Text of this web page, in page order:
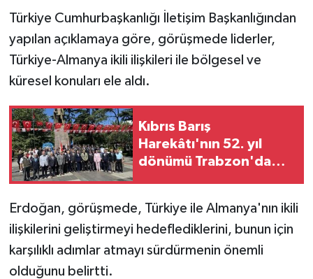
Türkiye Cumhurbaşkanlığı İletişim Başkanlığından
yapılan açıklamaya göre, görüşmede liderler,
Türkiye-Almanya ikili ilişkileri ile bölgesel ve
küresel konuları ele aldı.
Kıbrıs Barış
Harekâtı'nın 52. yıl
dönümü Trabzon'da
Erdoğan, görüşmede, Türkiye ile Almanya'nın ikili
ilişkilerini geliştirmeyi hedeflediklerini, bunun için
karşılıklı adımlar atmayı sürdürmenin önemli
olduğunu belirtti.